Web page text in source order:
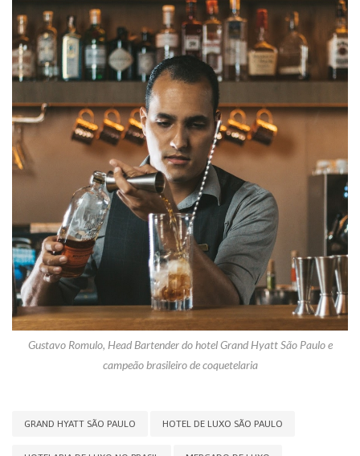
Gustavo Romulo, Head Bartender do hotel Grand Hyatt São Paulo e
campeão brasileiro de coquetelaria
GRAND HYATT SÃO PAULO HOTEL DE LUXO SÃO PAULO